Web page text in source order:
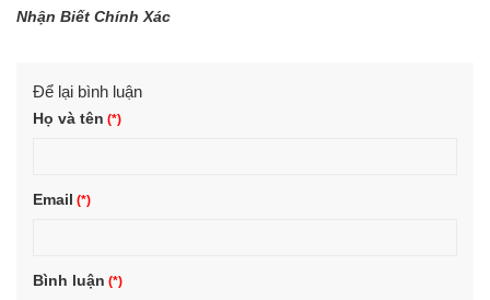
Nhận Biết Chính Xác
Để lại bình luận
Họ và tên
Email
Bình luận